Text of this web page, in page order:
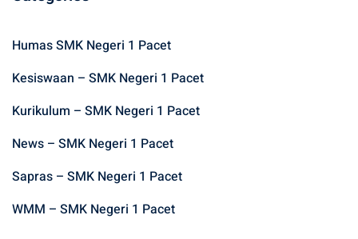
Humas SMK Negeri 1 Pacet
Kesiswaan – SMK Negeri 1 Pacet
Kurikulum – SMK Negeri 1 Pacet
News – SMK Negeri 1 Pacet
Sapras – SMK Negeri 1 Pacet
WMM – SMK Negeri 1 Pacet